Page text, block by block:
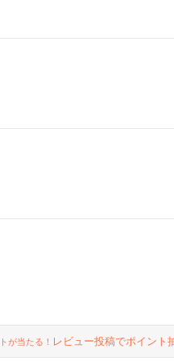
が当たる！ レビュー投稿でポイント